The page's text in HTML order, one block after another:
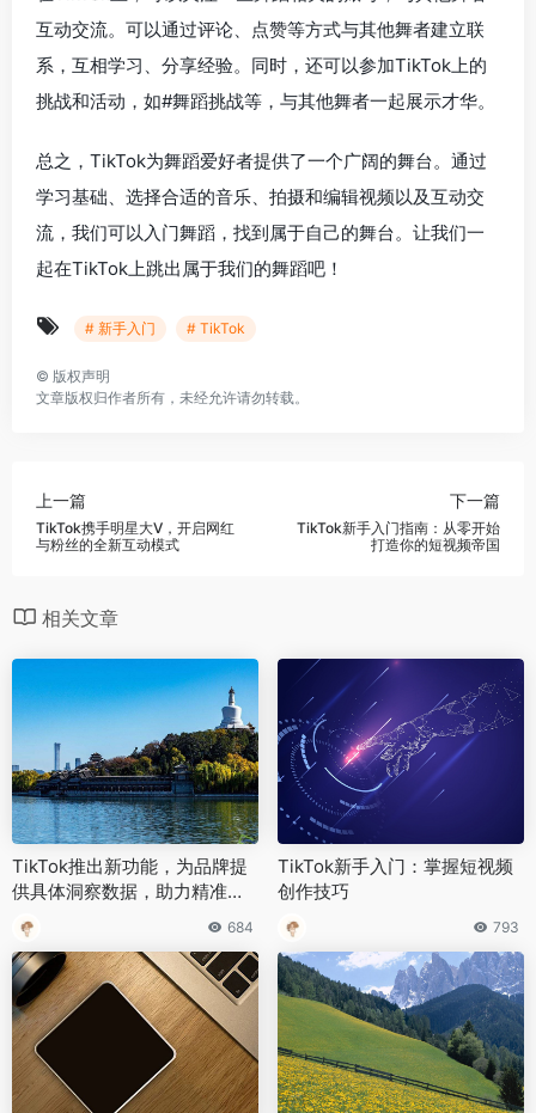
互动交流。可以通过评论、点赞等方式与其他舞者建立联
系，互相学习、分享经验。同时，还可以参加TikTok上的
挑战和活动，如#舞蹈挑战等，与其他舞者一起展示才华。
总之，TikTok为舞蹈爱好者提供了一个广阔的舞台。通过
学习基础、选择合适的音乐、拍摄和编辑视频以及互动交
流，我们可以入门舞蹈，找到属于自己的舞台。让我们一
起在TikTok上跳出属于我们的舞蹈吧！
# 新手入门 # TikTok
© 版权声明
文章版权归作者所有，未经允许请勿转载。
上一篇
TikTok携手明星大V，开启网红
与粉丝的全新互动模式
下一篇
TikTok新手入门指南：从零开始
打造你的短视频帝国
相关文章
TikTok推出新功能，为品牌提
供具体洞察数据，助力精准营
销
684
TikTok新手入门：掌握短视频
创作技巧
793